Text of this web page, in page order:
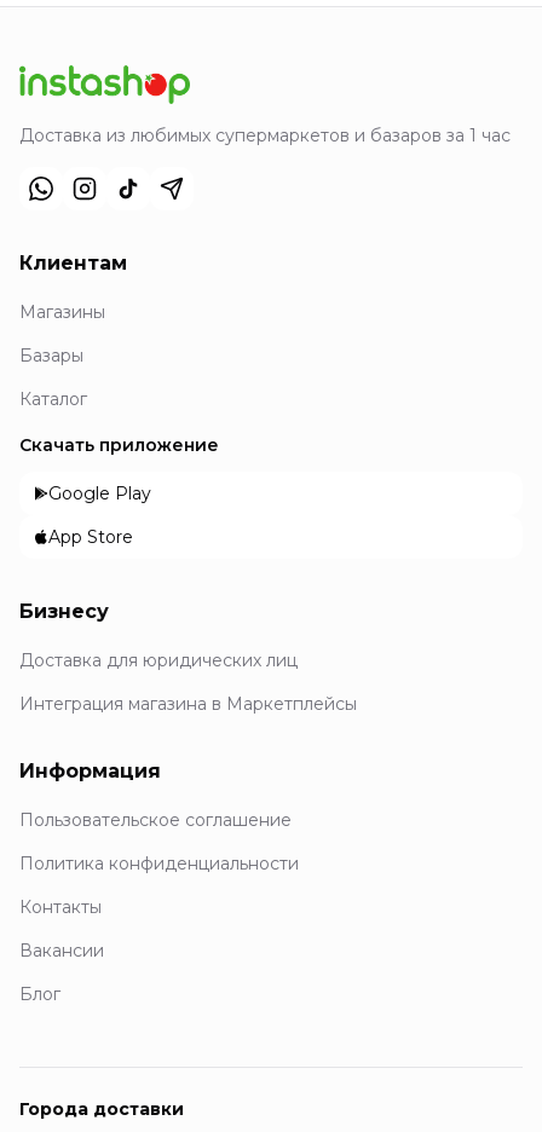
Доставка из любимых супермаркетов и базаров за 1 час
Клиентам
Магазины
Базары
Каталог
Скачать приложение
Google Play
App Store
Бизнесу
Доставка для юридических лиц
Интеграция магазина в Маркетплейсы
Информация
Пользовательское соглашение
Политика конфиденциальности
Контакты
Вакансии
Блог
Города доставки